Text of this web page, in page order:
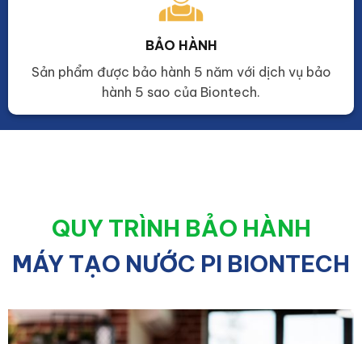
BẢO HÀNH
Sản phẩm được bảo hành 5 năm với dịch vụ bảo
hành 5 sao của Biontech.
QUY TRÌNH BẢO HÀNH
MÁY TẠO NƯỚC PI BIONTECH